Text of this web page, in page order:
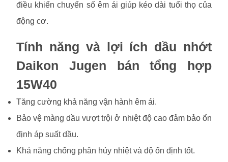
điều khiển chuyển số êm ái giúp kéo dài tuổi thọ của
động cơ.
Tính năng và lợi ích dầu nhớt
Daikon Jugen bán tổng hợp
15W40
Tăng cường khả năng vận hành êm ái.
Bảo vệ màng dầu vượt trội ở nhiệt độ cao đảm bảo ổn
định áp suất dầu.
Khả năng chống phân hủy nhiệt và độ ổn định tốt.